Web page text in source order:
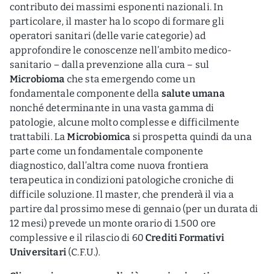
contributo dei massimi esponenti nazionali. In
particolare, il master ha lo scopo di formare gli
operatori sanitari (delle varie categorie) ad
approfondire le conoscenze nell’ambito medico-
sanitario – dalla prevenzione alla cura – sul
Microbioma che sta emergendo come un
fondamentale componente della salute umana
nonché determinante in una vasta gamma di
patologie, alcune molto complesse e difficilmente
trattabili. LaMicrobiomica si prospetta quindi da una
parte come un fondamentale componente
diagnostico, dall’altra come nuova frontiera
terapeutica in condizioni patologiche croniche di
difficile soluzione. Il master, che prenderà il via a
partire dal prossimo mese di gennaio (per un durata di
12 mesi) prevede un monte orario di 1.500 ore
complessive e il rilascio di 60Crediti Formativi
Universitari (C.F.U.).